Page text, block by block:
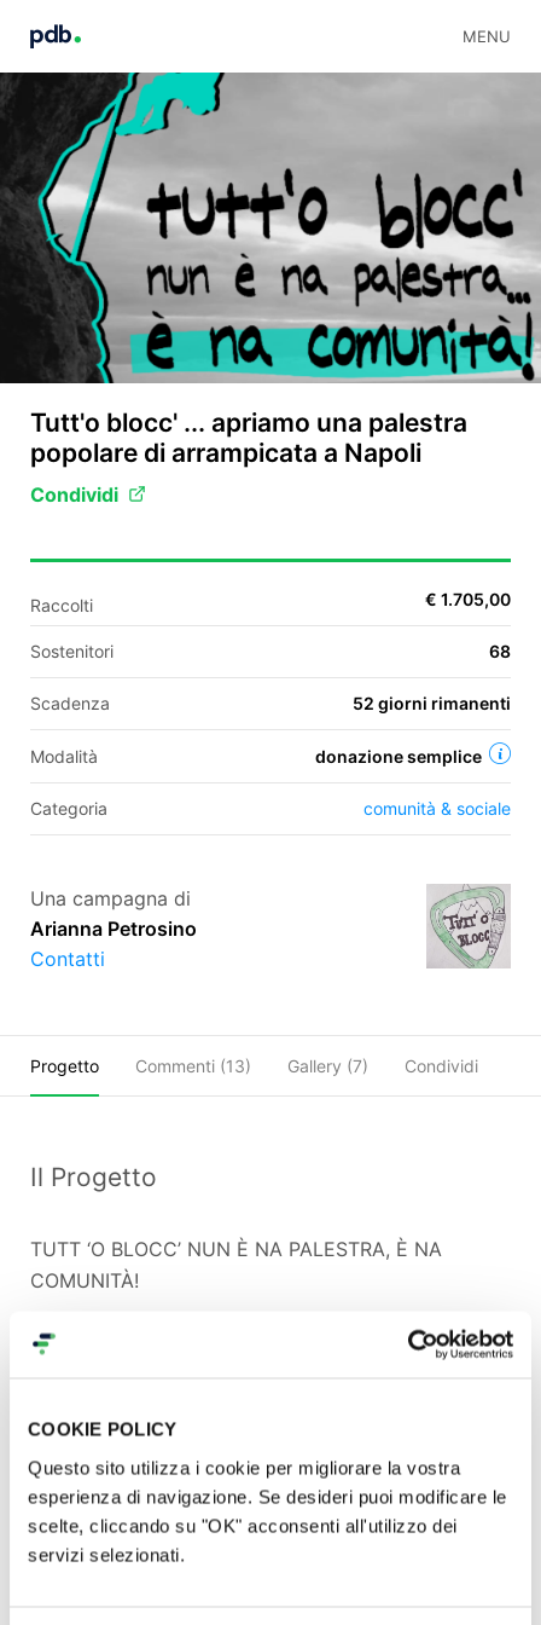
COOKIE POLICY
Questo sito utilizza i cookie per migliorare la vostra
esperienza di navigazione. Se desideri puoi modificare le
scelte, cliccando su "OK" acconsenti all'utilizzo dei
servizi selezionati.
MENU
IT
EN
FR
ES
Tutt'o blocc' ... apriamo una palestra
popolare di arrampicata a Napoli
Condividi
Raccolti € 1.705,00
Sostenitori 68
Scadenza 52 giorni rimanenti
Modalità donazione semplice
Categoria comunità & sociale
Una campagna di
Arianna Petrosino
Contatti
Progetto Commenti (13) Gallery (7) Condividi
Il Progetto
TUTT ‘O BLOCC’ NUN È NA PALESTRA, È NA
COMUNITÀ!
Siamo caprette di montagna 🐐
Siamo a Napoli e lo scorso anno abbiamo dovuto
lasciare la nostra palestra.
Per noi non era solo una palestra ma un luogo di
aggregazione, uno spazio in cui ci siamo incontratɛ,
conosciutɛ e cresciutɛ insieme. Era la nostra tana.